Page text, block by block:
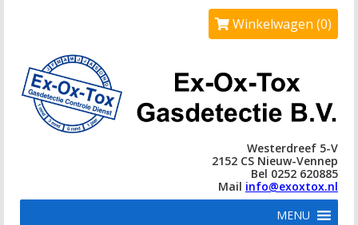
Winkelwagen (0)
Westerdreef 5-V
2152 CS Nieuw-Vennep
Bel 0252 620885
Mail info@exoxtox.nl
MENU